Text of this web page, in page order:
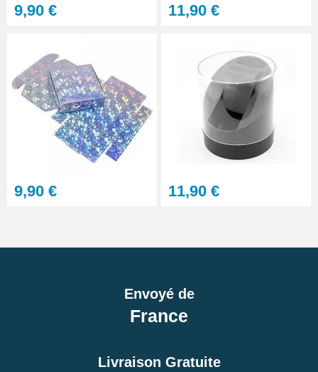
9,90 € 11,90 €
9,90 € 11,90 €
Envoyé de
France
Livraison Gratuite